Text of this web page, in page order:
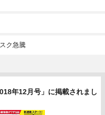
ク急騰
年12月号」に掲載されまし